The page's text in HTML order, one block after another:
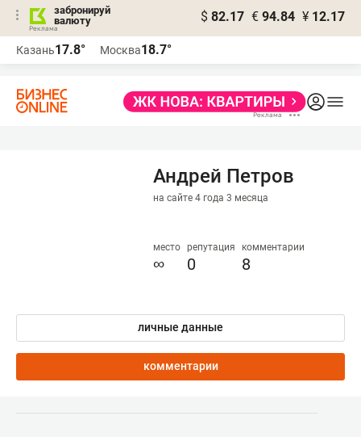
забронируй
валюту
$ 82.17 € 94.84 ¥ 12.17
Казань17.8° Москва18.7°
Андрей Петров
на сайте 4 года 3 месяца
место
∞
репутация
0
комментарии
8
личные данные
комментарии